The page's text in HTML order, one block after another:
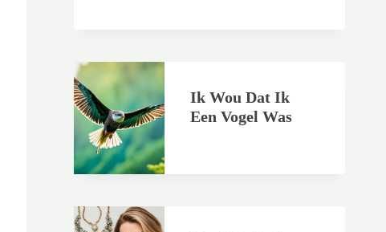
Ik Wou Dat Ik
Een Vogel Was